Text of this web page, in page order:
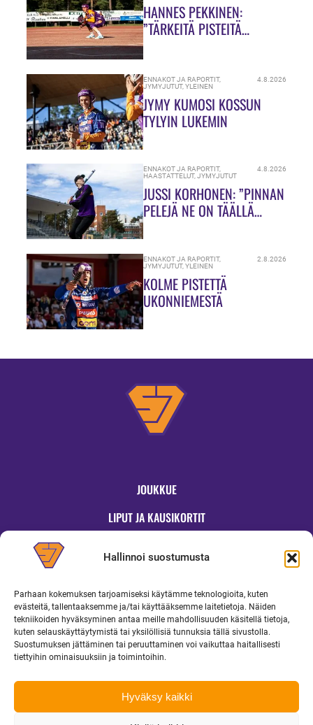
Hallinnoi suostumusta
Parhaan kokemuksen tarjoamiseksi käytämme teknologioita, kuten
evästeitä, tallentaaksemme ja/tai käyttääksemme laitetietoja. Näiden
tekniikoiden hyväksyminen antaa meille mahdollisuuden käsitellä tietoja,
kuten selauskäyttäytymistä tai yksilöllisiä tunnuksia tällä sivustolla.
Suostumuksen jättäminen tai peruuttaminen voi vaikuttaa haitallisesti
tiettyihin ominaisuuksiin ja toimintoihin.
Hyväksy kaikki
HANNES PEKKINEN:
”TÄRKEITÄ PISTEITÄ
ENNAKOT JA RAPORTIT,
JYMYJUTUT,YLEINEN
4.8.2026
JYMY KUMOSI KOSSUN
TYLYIN LUKEMIN
ENNAKOT JA RAPORTIT,
HAASTATTELUT,JYMYJUTUT
4.8.2026
JUSSI KORHONEN: ”PINNAN
PELEJÄ NE ON TÄÄLLÄ
ENNAKOT JA RAPORTIT,
JYMYJUTUT,YLEINEN
2.8.2026
KOLME PISTETTÄ
UKONNIEMESTÄ
JOUKKUE
LIPUT JA KAUSIKORTIT
OTTELUINFO
UUTISET
YRITYKSILLE
MEDIALLE